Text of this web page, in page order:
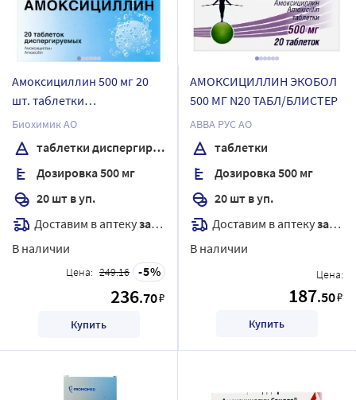
Амоксициллин 500 мг 20
шт. таблетки
диспергируемые
Биохимик АО
таблетки диспергируемые
Дозировка 500 мг
20 шт в уп.
Доставим в аптекузавтра
В наличии
Цена: 249.16 5
236.70₽
Купить
АМОКСИЦИЛЛИН ЭКОБОЛ
500 МГ N20 ТАБЛ/БЛИСТЕР
АВВА РУС АО
таблетки
Дозировка 500 мг
20 шт в уп.
Доставим в аптекузавтра
В наличии
Цена:
187.50₽
Купить